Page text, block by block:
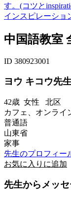
す。(コツと
インスピレーショ
中国語教室
ID 380923001
ヨウ キコウ先生
42歳 女性 北区
カフェ、オンライ
普通語
山東省
家事
先生のプロフィー
お気に入りに追加
先生からメッ